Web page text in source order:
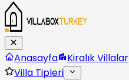
Anasayfa
Kiralık Villalar
Villa Tipleri